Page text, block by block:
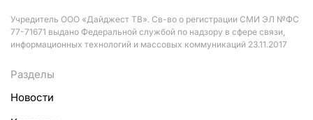
Учредитель ООО «Дайджест ТВ». Св-во о регистрации СМИ ЭЛ №ФС
77-71671 выдано Федеральной службой по надзору в сфере связи,
информационных технологий и массовых коммуникаций 23.11.2017
Разделы
Новости